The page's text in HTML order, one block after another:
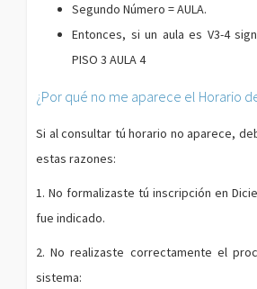
Segundo Número = AULA.
Entonces, si un aula es V3-4
PISO 3 AULA 4
¿Por qué no me aparece el Horario
Si al consultar tú horario no aparece,
estas razones:
1. No formalizaste tú inscripción en
fue indicado.
2. No realizaste correctamente el
sistema: